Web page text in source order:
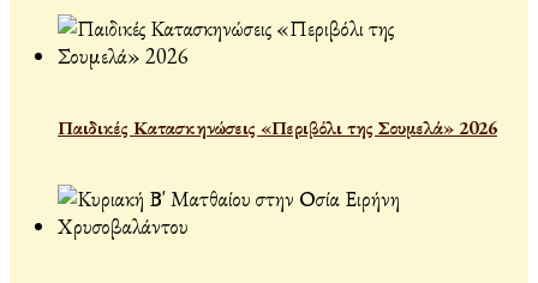
Παιδικές Κατασκηνώσεις «Περιβόλι της Σουμελά» 2026